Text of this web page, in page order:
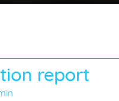
report